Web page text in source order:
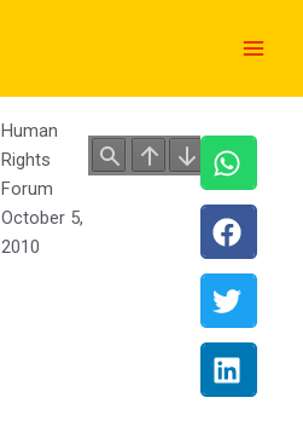
Human
Rights
Forum
October 5,
2010